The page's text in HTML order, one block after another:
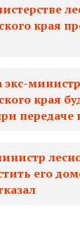
края
экс-
края
передаче
его